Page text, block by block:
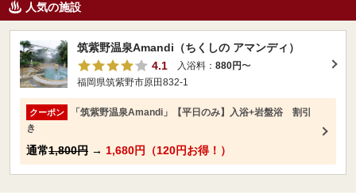
人気の施設
筑紫野温泉Amandi（ちくしの アマンディ）
4.1
入浴料： 880円〜
福岡県筑紫野市原田832-1
クーポン
「筑紫野温泉Amandi」【平日のみ】入浴+岩盤浴 割引
き
通常1,800円 → 1,680円（120円お得！）